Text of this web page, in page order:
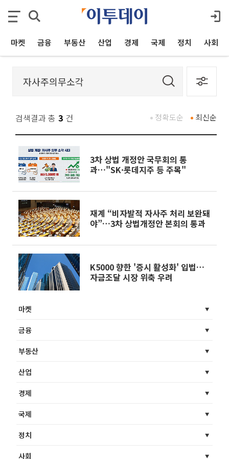
마켓 금융 부동산 산업 경제 국제 정치 사회
검색결과 총 3 건 최신순
정확도순
3차 상법 개정안 국무회의 통
과…"SK·롯데지주 등 주목"
재계 “비자발적 자사주 처리 보완돼
야”…3차 상법개정안 본회의 통과
K5000 향한 '증시 활성화' 입법…
자금조달 시장 위축 우려
마켓
금융
부동산
산업
경제
국제
정치
사회